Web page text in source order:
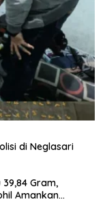
di Neglasari
Gram,
Amankan